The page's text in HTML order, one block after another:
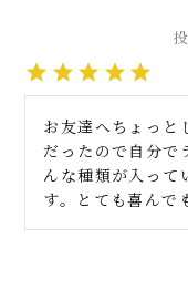
お友達へちょっと
だったので自分で
んな種類が入って
す。とても喜んで